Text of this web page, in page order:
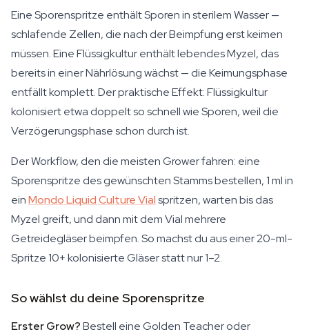
Eine Sporenspritze enthält Sporen in sterilem Wasser —
schlafende Zellen, die nach der Beimpfung erst keimen
müssen. Eine Flüssigkultur enthält lebendes Myzel, das
bereits in einer Nährlösung wächst — die Keimungsphase
entfällt komplett. Der praktische Effekt: Flüssigkultur
kolonisiert etwa doppelt so schnell wie Sporen, weil die
Verzögerungsphase schon durch ist.
Der Workflow, den die meisten Grower fahren: eine
Sporenspritze des gewünschten Stamms bestellen, 1 ml in
einMondo Liquid Culture Vialspritzen, warten bis das
Myzel greift, und dann mit dem Vial mehrere
Getreidegläser beimpfen. So machst du aus einer 20-ml-
Spritze 10+ kolonisierte Gläser statt nur 1–2.
So wählst du deine Sporenspritze
Erster Grow?Bestell eine Golden Teacher oder